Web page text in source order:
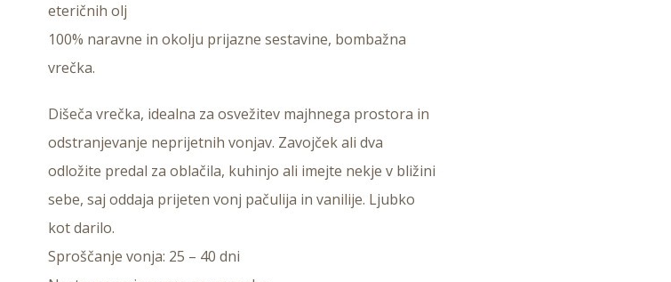
eteričnih olj
100% naravne in okolju prijazne sestavine, bombažna
vrečka.
Dišeča vrečka, idealna za osvežitev majhnega prostora in
odstranjevanje neprijetnih vonjav. Zavojček ali dva
odložite predal za oblačila, kuhinjo ali imejte nekje v bližini
sebe, saj oddaja prijeten vonj pačulija in vanilije. Ljubko
kot darilo.
Sproščanje vonja: 25 – 40 dni